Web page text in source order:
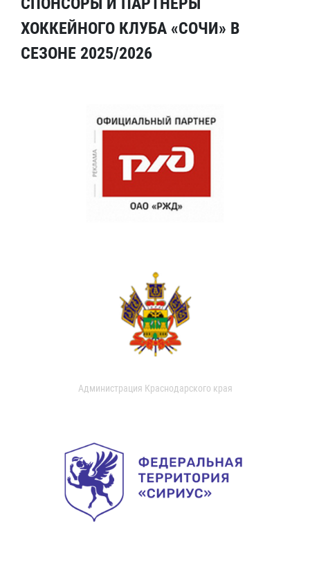
ХОККЕЙНОГО КЛУБА «СОЧИ» В
СЕЗОНЕ 2025/2026
Администрация Краснодарского края